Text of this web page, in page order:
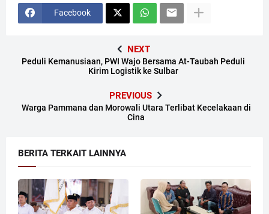
Facebook
NEXT
Peduli Kemanusiaan, PWI Wajo Bersama At-Taubah Peduli
Kirim Logistik ke Sulbar
PREVIOUS
Warga Pammana dan Morowali Utara Terlibat Kecelakaan di
Cina
BERITA TERKAIT LAINNYA